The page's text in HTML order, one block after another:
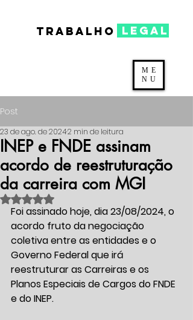
TRABALHO legal
ME
NU
Post
INEP e FNDE assinam
acordo de reestruturação
da carreira com MGI
23 de ago. de 20242 min de leitura
Avaliado com NaN de 5 estrelas.
Foi assinado hoje, dia 23/08/2024, o
acordo fruto da negociação
coletiva entre as entidades e o
Governo Federal que irá
reestruturar as Carreiras e os
Planos Especiais de Cargos do FNDE
e do INEP.